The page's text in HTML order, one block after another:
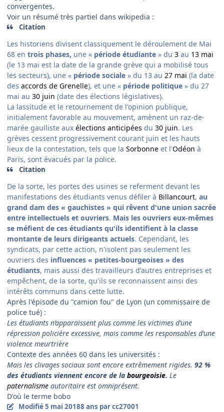
convergentes.
Voir un résumé très partiel dans wikipedia :
Citation
Les historiens divisent classiquement le déroulement de Mai
68 en trois phases, une « période étudiante » du 3 au 13 mai
(le 13 mai est la date de la grande grève qui a mobilisé tous
les secteurs), une « période sociale » du 13 au 27 mai (la date
des accords de Grenelle), et une « période politique » du 27
mai au 30 juin (date des élections législatives).
La lassitude et le retournement de l'opinion publique,
initialement favorable au mouvement, amènent un raz-de-
marée gaulliste aux élections anticipées du 30 juin. Les
grèves cessent progressivement courant juin et les hauts
lieux de la contestation, tels que la Sorbonne et l'Odéon à
Paris, sont évacués par la police.
Citation
De la sorte, les portes des usines se referment devant les
manifestations des étudiants venus défiler à Billancourt, au
grand dam des « gauchistes » qui rêvent d'une union sacrée
entre intellectuels et ouvriers. Mais les ouvriers eux-mêmes
se méfient de ces étudiants qu'ils identifient à la classe
montante de leurs dirigeants actuels. Cependant, les
syndicats, par cette action, n'isolent pas seulement les
ouvriers des influences « petites-bourgeoises » des
étudiants, mais aussi des travailleurs d'autres entreprises et
empêchent, de la sorte, qu'ils se reconnaissent ainsi des
intérêts communs dans cette lutte.
Après l'épisode du "camion fou" de Lyon (un commissaire de
police tué) :
Les étudiants n’apparaissent plus comme les victimes d’une
répression policière excessive, mais comme les responsables d’une
violence meurtrière
Contexte des années 60 dans les universités :
Mais les clivages sociaux sont encore extrêmement rigides. 92 %
des étudiants viennent encore de la bourgeoisie. Le
paternalisme autoritaire est omniprésent.
D'où le terme bobo
Modifié5 mai 20188 ans par cc27001